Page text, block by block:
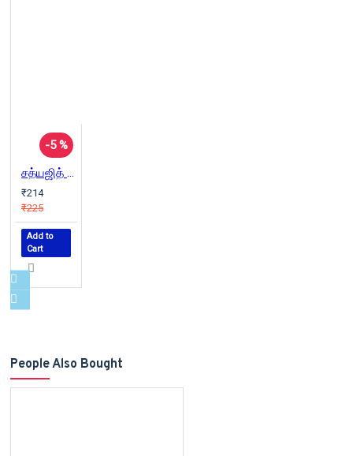
-5 %
சத்யஜித் ரே: திரைமொழியும் கதைக்களமும்
₹214
₹225
Add to
Cart
People Also Bought